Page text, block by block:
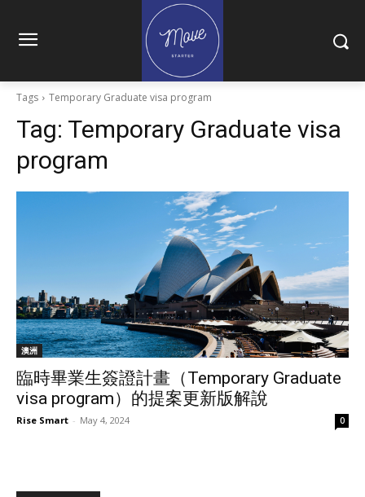
Tags Temporary Graduate visa program
Tag: Temporary Graduate visa
program
澳洲
臨時畢業生簽證計畫（Temporary Graduate
visa program）的提案更新版解說
Rise Smart - May 4, 2024 0